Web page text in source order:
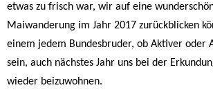
etwas zu frisch war, wir auf eine
Maiwanderung im Jahr 2017 zurückblicken
einem jedem Bundesbruder, ob Aktiver oder
sein, auch nächstes Jahr uns bei der
wieder beizuwohnen.